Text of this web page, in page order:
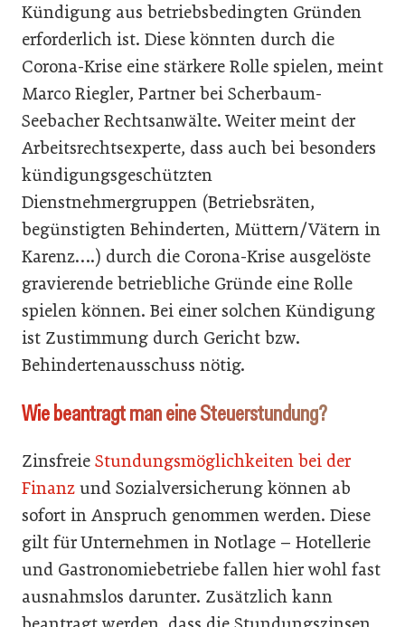
Kündigung aus betriebsbedingten Gründen
erforderlich ist. Diese könnten durch die
Corona-Krise eine stärkere Rolle spielen, meint
Marco Riegler, Partner bei Scherbaum-
Seebacher Rechtsanwälte. Weiter meint der
Arbeitsrechtsexperte, dass auch bei besonders
kündigungsgeschützten
Dienstnehmergruppen (Betriebsräten,
begünstigten Behinderten, Müttern/Vätern in
Karenz….) durch die Corona-Krise ausgelöste
gravierende betriebliche Gründe eine Rolle
spielen können. Bei einer solchen Kündigung
ist Zustimmung durch Gericht bzw.
Behindertenausschuss nötig.
Wie beantragt man eine Steuerstundung?
Zinsfreie Stundungsmöglichkeiten bei der
Finanz und Sozialversicherung können ab
sofort in Anspruch genommen werden. Diese
gilt für Unternehmen in Notlage – Hotellerie
und Gastronomiebetriebe fallen hier wohl fast
ausnahmslos darunter. Zusätzlich kann